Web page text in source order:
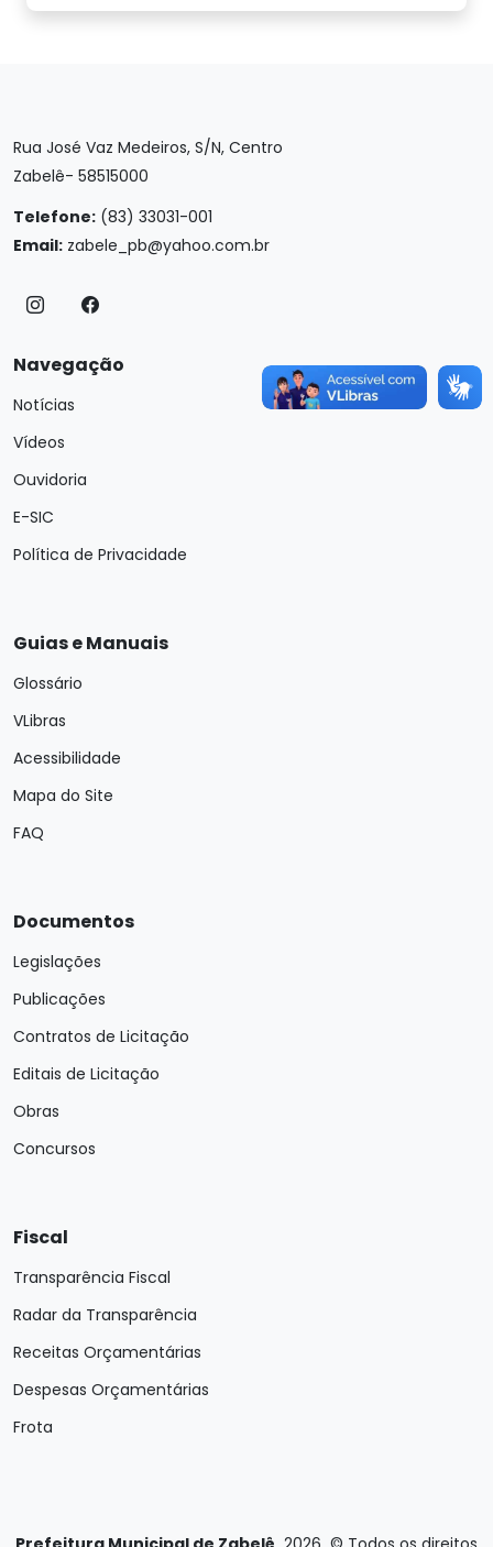
Rua José Vaz Medeiros, S/N, Centro
Zabelê- 58515000
Telefone: (83) 33031-001
Email: zabele_pb@yahoo.com.br
Navegação
Notícias
Vídeos
Ouvidoria
E-SIC
Política de Privacidade
Guias e Manuais
Glossário
VLibras
Acessibilidade
Mapa do Site
FAQ
Documentos
Legislações
Publicações
Contratos de Licitação
Editais de Licitação
Obras
Concursos
Fiscal
Transparência Fiscal
Radar da Transparência
Receitas Orçamentárias
Despesas Orçamentárias
Frota